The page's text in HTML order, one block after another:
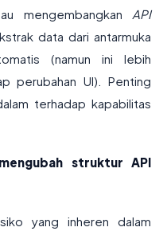
mengembangkan API
data dari antarmuka
(namun ini lebih
perubahan UI). Penting
terhadap kapabilitas
struktur API
yang inheren dalam